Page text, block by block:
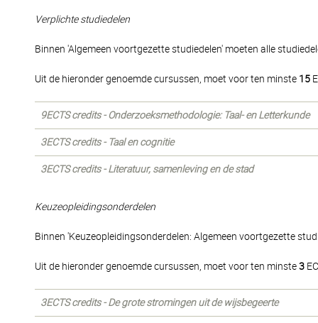
Verplichte studiedelen
Binnen 'Algemeen voortgezette studiedelen' moeten alle
Uit de hieronder genoemde cursussen, moet voor ten minste 15
9ECTS credits - Onderzoeksmethodologie: Taal- en Letterkunde
3ECTS credits - Taal en cognitie
3ECTS credits - Literatuur, samenleving en de stad
Keuzeopleidingsonderdelen
Binnen 'Keuzeopleidingsonderdelen: Algemeen voortgezette
Uit de hieronder genoemde cursussen, moet voor ten minste3
3ECTS credits - De grote stromingen uit de wijsbegeerte